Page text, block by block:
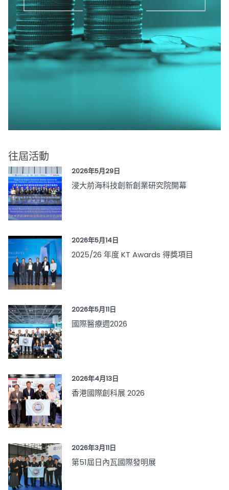
往屆活動
2026年5月29日
浸大前海科技創新創業研究院開幕
2026年5月14日
2025/26 年度 KT Awards 得獎項目
2026年5月11日
國際醫療週2026
2026年4月13日
香港國際創科展 2026
2026年3月11日
第51屆日內瓦國際發明展